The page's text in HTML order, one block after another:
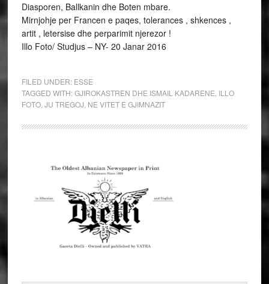
Diasporen, Ballkanin dhe Boten mbare.
Mirnjohje per Francen e paqes, tolerances , shkences ,
artit , letersise dhe perparimit njerezor !
Illo Foto/ Studjus – NY- 20 Janar 2016
FILED UNDER: ESSE
TAGGED WITH:GJIROKASTREN DHE ISMAIL KADARENE ILLO
FOTO, JU TREGOJ NE VITET E GJIMNAZIT